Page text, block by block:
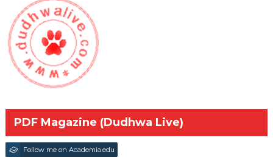
PDF Magazine (Dudhwa Live)
Follow me on Academia.edu